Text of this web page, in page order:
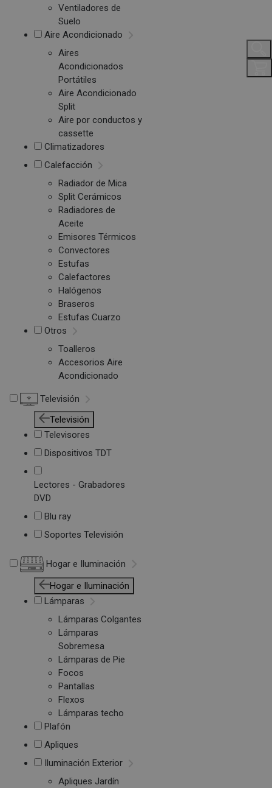
Ventiladores de
Suelo
Aire Acondicionado
Aires
Acondicionados
Portátiles
Aire Acondicionado
Split
Aire por conductos y
cassette
Climatizadores
Calefacción
Radiador de Mica
Split Cerámicos
Radiadores de
Aceite
Emisores Térmicos
Convectores
Estufas
Calefactores
Halógenos
Braseros
Estufas Cuarzo
Otros
Toalleros
Accesorios Aire
Acondicionado
Televisión
Televisión
Televisores
Dispositivos TDT
Lectores - Grabadores
DVD
Blu ray
Soportes Televisión
Hogar e Iluminación
Hogar e Iluminación
Lámparas
Lámparas Colgantes
Lámparas
Sobremesa
Lámparas de Pie
Focos
Pantallas
Flexos
Lámparas techo
Plafón
Apliques
Iluminación Exterior
Apliques Jardín